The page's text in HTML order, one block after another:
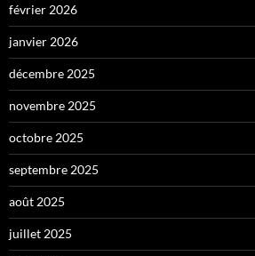
février 2026
janvier 2026
décembre 2025
novembre 2025
octobre 2025
septembre 2025
août 2025
juillet 2025